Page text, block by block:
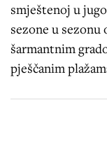
smještenoj u
sezone u
šarmantnim
pješčanim